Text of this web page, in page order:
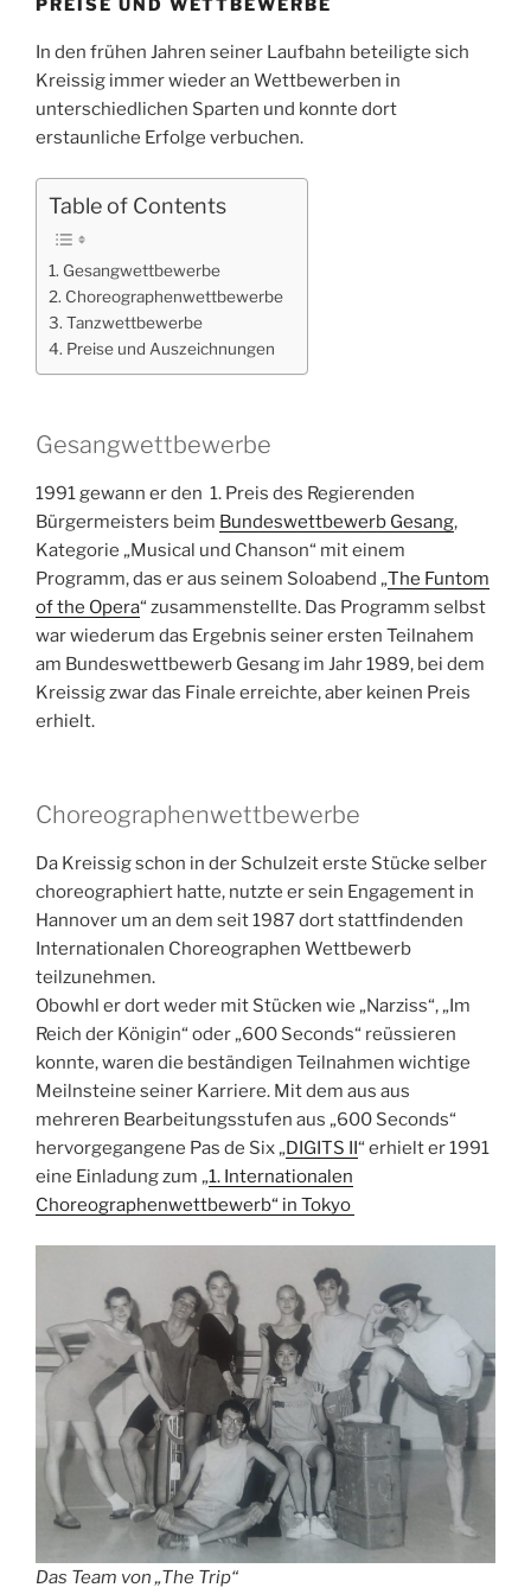
PREISE UND WETTBEWERBE
In den frühen Jahren seiner Laufbahn beteiligte sich
Kreissig immer wieder an Wettbewerben in
unterschiedlichen Sparten und konnte dort
erstaunliche Erfolge verbuchen.
Table of Contents
Gesangwettbewerbe
Choreographenwettbewerbe
Tanzwettbewerbe
Preise und Auszeichnungen
Gesangwettbewerbe
1991 gewann er den 1. Preis des Regierenden
Bürgermeisters beim Bundeswettbewerb Gesang,
Kategorie „Musical und Chanson“ mit einem
Programm, das er aus seinem Soloabend „The Funtom
of the Opera“ zusammenstellte. Das Programm selbst
war wiederum das Ergebnis seiner ersten Teilnahem
am Bundeswettbewerb Gesang im Jahr 1989, bei dem
Kreissig zwar das Finale erreichte, aber keinen Preis
erhielt.
Choreographenwettbewerbe
Da Kreissig schon in der Schulzeit erste Stücke selber
choreographiert hatte, nutzte er sein Engagement in
Hannover um an dem seit 1987 dort stattfindenden
Internationalen Choreographen Wettbewerb
teilzunehmen.
Obowhl er dort weder mit Stücken wie „Narziss“, „Im
Reich der Königin“ oder „600 Seconds“ reüssieren
konnte, waren die beständigen Teilnahmen wichtige
Meilnsteine seiner Karriere. Mit dem aus aus
mehreren Bearbeitungsstufen aus „600 Seconds“
hervorgegangene Pas de Six „DIGITS II“ erhielt er 1991
eine Einladung zum „1. Internationalen
Choreographenwettbewerb“ in Tokyo
Das Team von „The Trip“